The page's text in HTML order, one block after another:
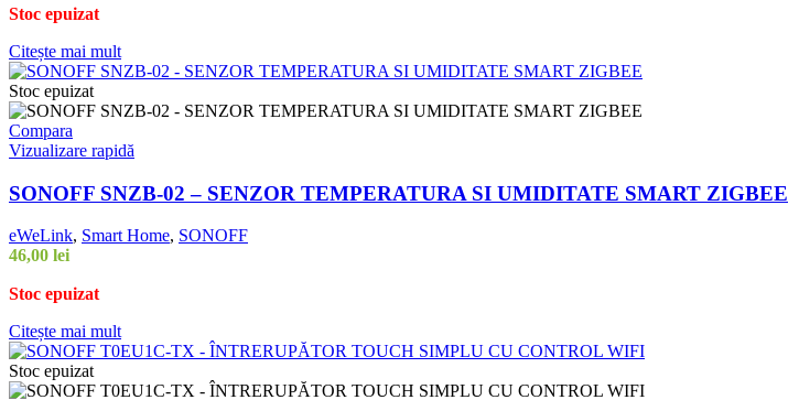
Stoc epuizat
Citește mai mult
Stoc epuizat
Compara
Vizualizare rapidă
SONOFF SNZB-02 – SENZOR TEMPERATURA SI UMIDITATE SMART ZIGBEE
eWeLink, Smart Home, SONOFF
46,00 lei
Stoc epuizat
Citește mai mult
Stoc epuizat